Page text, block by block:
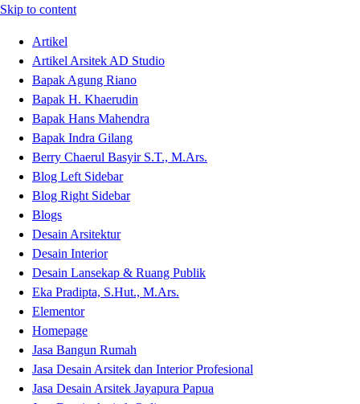
Skip to content
Artikel
Artikel Arsitek AD Studio
Bapak Agung Riano
Bapak H. Khaerudin
Bapak Hans Mahendra
Bapak Indra Gilang
Berry Chaerul Basyir S.T., M.Ars.
Blog Left Sidebar
Blog Right Sidebar
Blogs
Desain Arsitektur
Desain Interior
Desain Lansekap & Ruang Publik
Eka Pradipta, S.Hut., M.Ars.
Elementor
Homepage
Jasa Bangun Rumah
Jasa Desain Arsitek dan Interior Profesional
Jasa Desain Arsitek Jayapura Papua